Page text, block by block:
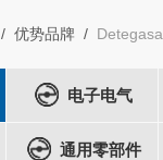
/优势品牌 / Detegasa
电子电气
通用零部件